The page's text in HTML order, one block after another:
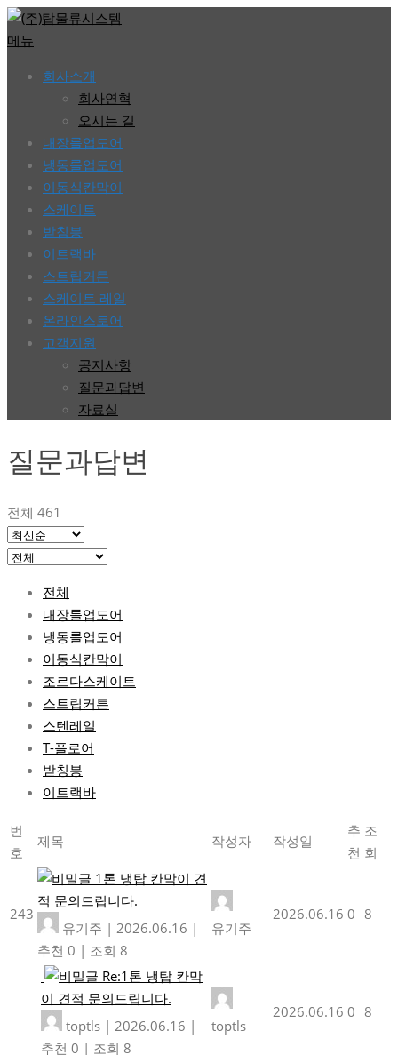
콘
텐
메뉴
회사소개
회사연혁
오시는 길
내장롤업도어
냉동롤업도어
이동식칸막이
스케이트
받침봉
이트랙바
스트립커튼
스케이트 레일
온라인스토어
고객지원
공지사항
질문과답변
자료실
질문과답변
전체 461
전체
내장롤업도어
냉동롤업도어
이동식칸막이
조르다스케이트
스트립커튼
스텐레일
T-플로어
받칭봉
이트랙바
번
호
제목 작성자 작성일
추
천
조
회
243
1톤 냉탑 칸막이 견
적 문의드립니다.
유기주 | 2026.06.16 |
추천 0 | 조회 8
유기주
2026.06.16 0 8
Re:1톤 냉탑 칸막
이 견적 문의드립니다.
toptls | 2026.06.16 |
추천 0 | 조회 8
toptls
2026.06.16 0 8